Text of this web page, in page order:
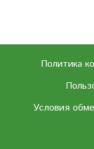
Политика
Условия